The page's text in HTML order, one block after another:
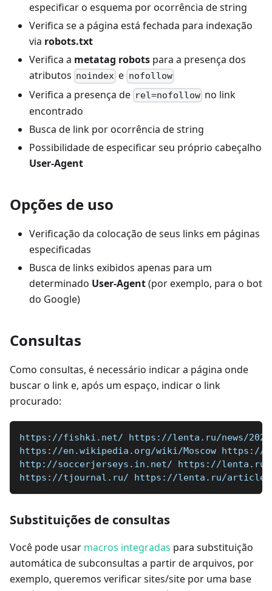
especificar o esquema por ocorrência de string
Verifica se a página está fechada para indexação
via robots.txt
Verifica a metatag robots para a presença dos
atributos noindex e nofollow
Verifica a presença de rel=nofollow no link
encontrado
Busca de link por ocorrência de string
Possibilidade de especificar seu próprio cabeçalho
User-Agent
Opções de uso
Verificação da colocação de seus links em páginas
especificadas
Busca de links exibidos apenas para um
determinado User-Agent(por exemplo, para o bot
do Google)
Consultas
Como consultas, é necessário indicar a página onde
buscar o link e, após um espaço, indicar o link
procurado:
https://fishki.net/ https://lenta.ru/news/
https://en.wikipedia.org/wiki/Moscow https://
http://soccerjerseys.in.net/ https://lenta.ru/
https://tjournal.ru/ https://lenta.ru/articles/
Substituições de consultas
Você pode usar macros integradas para substituição
automática de subconsultas a partir de arquivos, por
exemplo, queremos verificar sites/site por uma base